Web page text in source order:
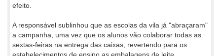
efeito.
A responsável sublinhou que as escolas da vila já "abraçaram"
a campanha, uma vez que os alunos vão colaborar todas as
sextas-feiras na entrega das caixas, revertendo para os
estabelecimentos de ensino as embalagens de leite.